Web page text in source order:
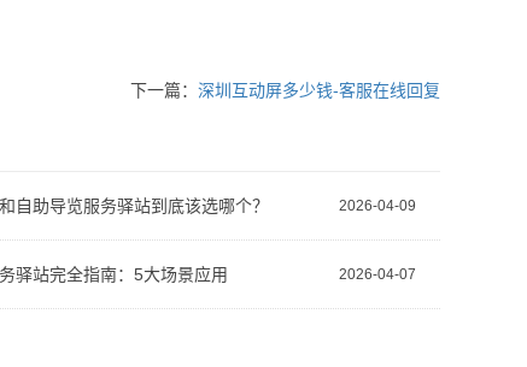
下一篇： 深圳互动屏多少钱-客服在线回复
2026-04-09
自助导览服务驿站到底该选哪个？
2026-04-07
驿站完全指南：5大场景应用